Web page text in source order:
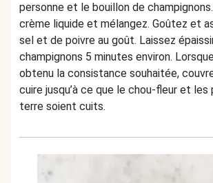
personne et le bouillon de
crème liquide et mélangez. Goûtez et
sel et de poivre au goût. Laissez
champignons 5 minutes environ.
obtenu la consistance souhaitée,
cuire jusqu’à ce que le chou-fleur et les
terre soient cuits.